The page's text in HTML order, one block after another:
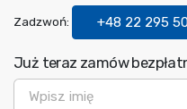
Zadzwoń: +48 22 295
Już teraz zamów
Imię